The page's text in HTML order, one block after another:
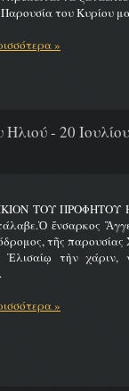
του Κυρίου
»
- 20 Ιουλίου
ΤΟΥ ΠΡΟΦΗΤΟΥ
ἔνσαρκος
τῆς παρουσίας
Ἐλισαίῳ τὴν χάριν,
»